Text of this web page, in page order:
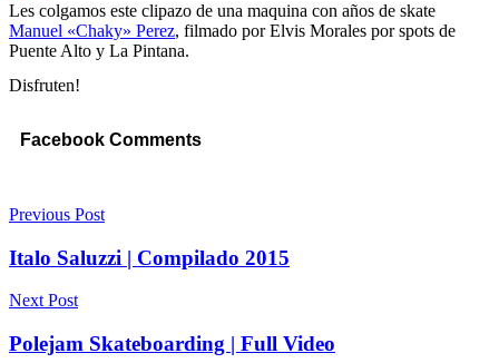
Les colgamos este clipazo de una maquina con años de skate
Manuel «Chaky» Perez, filmado por Elvis Morales por spots de
Puente Alto y La Pintana.
Disfruten!
Facebook Comments
Previous Post
Italo Saluzzi | Compilado 2015
Next Post
Polejam Skateboarding | Full Video